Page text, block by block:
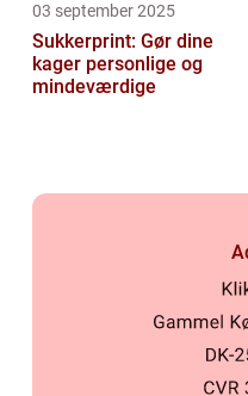
03 september 2025
Sukkerprint: Gør dine
kager personlige og
mindeværdige